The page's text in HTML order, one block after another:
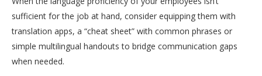
sufficient for the job at hand, consider equipping them with
translation apps, a “cheat sheet” with common phrases or
simple multilingual handouts to bridge communication gaps
when needed.